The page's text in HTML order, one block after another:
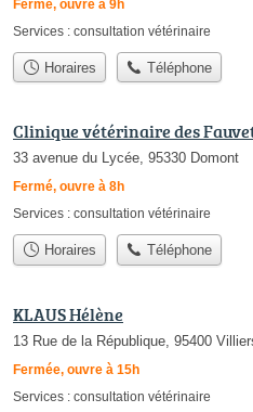
Fermé, ouvre à 9h
Services : consultation vétérinaire
Horaires Téléphone
Clinique vétérinaire des
33 avenue du Lycée, 95330 Domont
Fermé, ouvre à 8h
Services : consultation vétérinaire
Horaires Téléphone
KLAUS Hélène
13 Rue de la République, 95400
Fermée, ouvre à 15h
Services : consultation vétérinaire